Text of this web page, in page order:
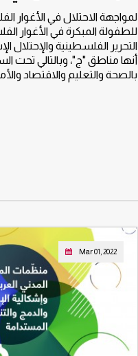
لمواجهة الاحتلال في الأغوار
أنها مناطق "ج"، وبالتالي تحت
بالصحة والتعليم والاقتصاد
Mar 01, 2022